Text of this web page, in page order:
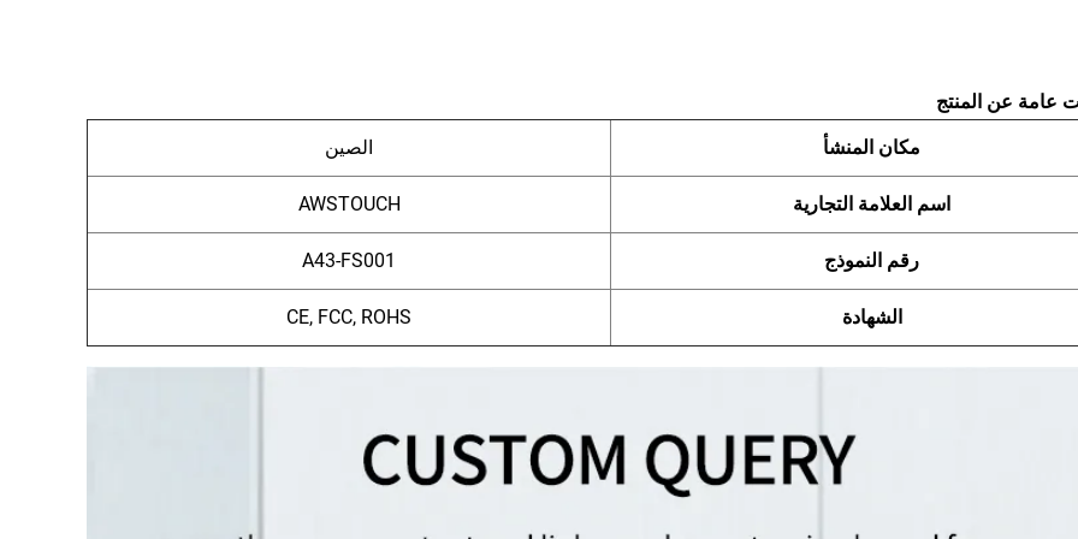
عامة عن المنتج
مكان المنشأ
الصين
اسم العلامة التجارية AWSTOUCH
رقم النموذج A43-FS001
الشهادة CE, FCC, ROHS